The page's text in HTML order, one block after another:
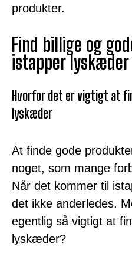
produkter.
Find billige og
istapper lyskæder
Hvorfor det er vigtigt at
lyskæder
At finde gode
noget, som mange
Når det kommer til
det ikke anderledes.
egentlig så vigtigt at
lyskæder?